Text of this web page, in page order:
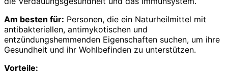
Am besten für: Personen, die ein Naturheilmittel mit
antibakteriellen, antimykotischen und
entzündungshemmenden Eigenschaften suchen, um ihre
Gesundheit und ihr Wohlbefinden zu unterstützen.
Vorteile: